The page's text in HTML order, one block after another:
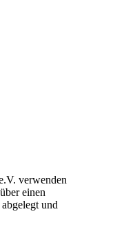
verwenden
einen
und